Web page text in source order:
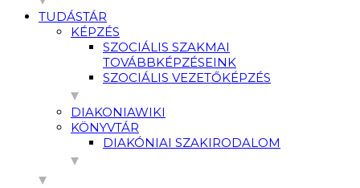
TUDÁSTÁR
KÉPZÉS
SZOCIÁLIS SZAKMAI
TOVÁBBKÉPZÉSEINK
SZOCIÁLIS VEZETŐKÉPZÉS
DIAKONIAWIKI
KÖNYVTÁR
DIAKÓNIAI SZAKIRODALOM